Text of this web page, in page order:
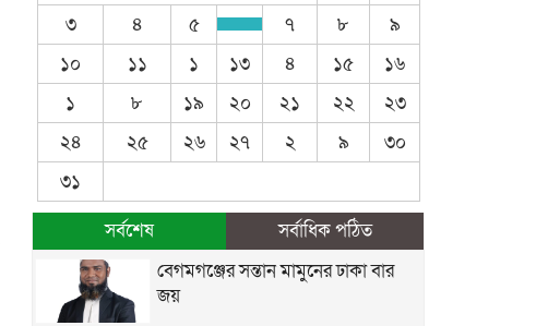
৩
৪ ৫ ৭ ৮
৯
১০
১১ ১ ১৩ ৪ ১৫
১৬
১
৮ ১৯ ২০ ২১ ২২
২৩
২৪
২৫ ২৬ ২৭ ২ ৯
৩০
৩১
সর্বশেষ
সর্বাধিক পঠিত
বেগমগঞ্জের সন্তান মামুনের ঢাকা বার
জয়